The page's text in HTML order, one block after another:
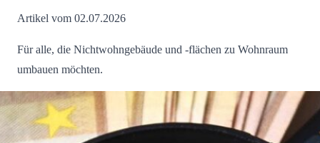
Artikel vom 02.07.2026
Für alle, die Nichtwohngebäude und -flächen zu Wohnraum
umbauen möchten.